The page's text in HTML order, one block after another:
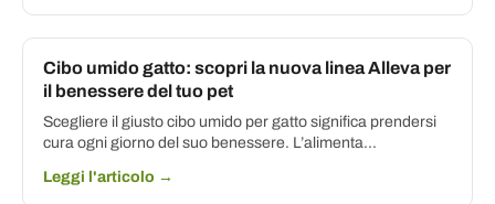
Cibo umido gatto: scopri la nuova linea Alleva per
il benessere del tuo pet
Scegliere il giusto cibo umido per gatto significa prendersi
cura ogni giorno del suo benessere. L’alimenta...
Leggi l'articolo →